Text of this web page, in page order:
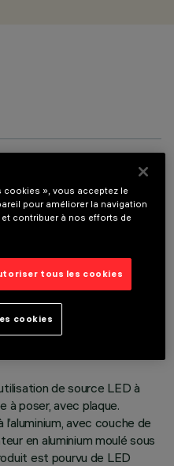
de source LED à
à poser, avec plaque.
avec couche de
en aluminium moulé sous
est pourvu de LED
cookies », vous acceptez le
pour améliorer la navigation
contribuer à nos efforts de
tous les cookies
cookies